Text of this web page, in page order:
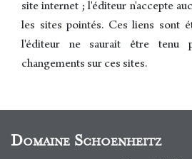
site internet ; l'éditeur n'accepte
les sites pointés. Ces liens sont
l'éditeur ne saurait être tenu
changements sur ces sites.
Domaine Schoenheitz